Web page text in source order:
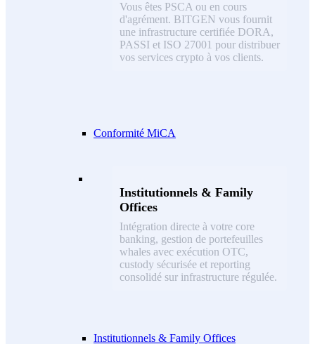
Vous êtes PSCA ou en cours
d'agrément. BITGEN vous fournit
une infrastructure certifiée DORA,
PASSI et ISO 27001 pour distribuer
vos services crypto à vos clients.
Conformité MiCA
Institutionnels & Family
Offices
Intégration directe à votre core
banking, gestion de portefeuilles
whales avec exécution OTC,
custody sécurisée et reporting
consolidé sur infrastructure régulée.
Institutionnels & Family Offices